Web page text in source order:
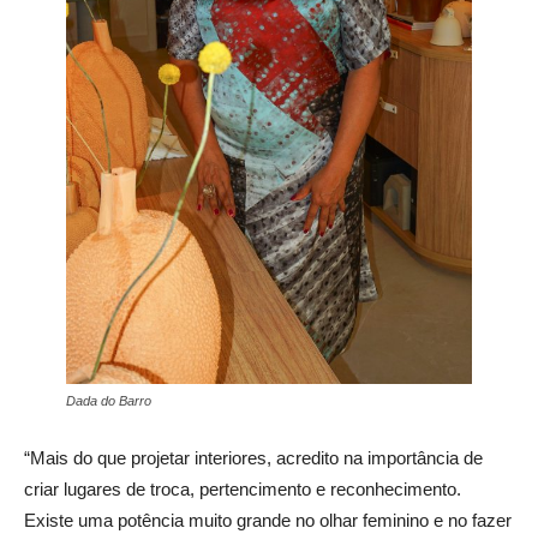
Dada do Barro
“Mais do que projetar interiores, acredito na importância de
criar lugares de troca, pertencimento e reconhecimento.
Existe uma potência muito grande no olhar feminino e no fazer